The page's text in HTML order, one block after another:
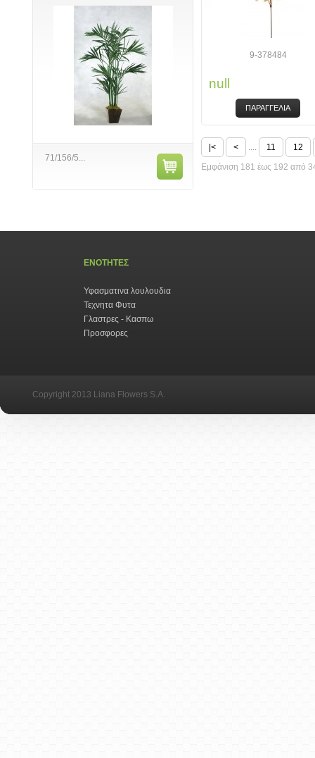
71/156/5...
9-378484
null
ΠΑΡΑΓΓΕΛΙΑ
|< < .... 11
12
Εμφάνιση 181 έως 192 από
ΕΝΟΤΗΤΕΣ
Υφασματινα λουλουδια
Τεχνητα Φυτα
Γλαστρες - Κασπω
Προσφορες
Copyright 2013 Liana Flowers S.A.